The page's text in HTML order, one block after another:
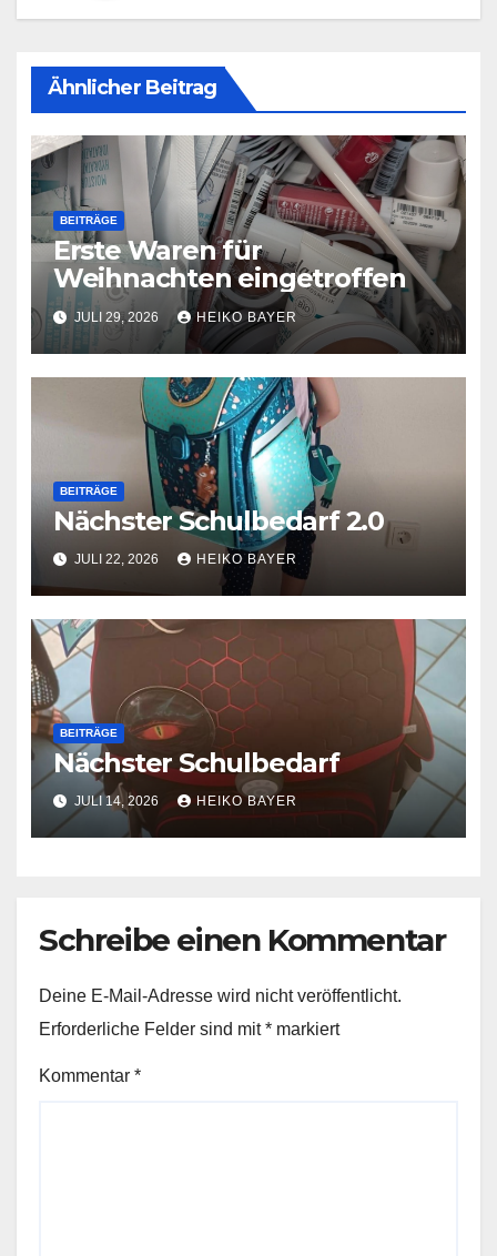
Ähnlicher Beitrag
BEITRÄGE
Erste Waren für
Weihnachten eingetroffen
JULI 29, 2026 HEIKO BAYER
BEITRÄGE
Nächster Schulbedarf 2.0
JULI 22, 2026 HEIKO BAYER
BEITRÄGE
Nächster Schulbedarf
JULI 14, 2026 HEIKO BAYER
Schreibe einen Kommentar
Deine E-Mail-Adresse wird nicht veröffentlicht.
Erforderliche Felder sind mit* markiert
Kommentar *